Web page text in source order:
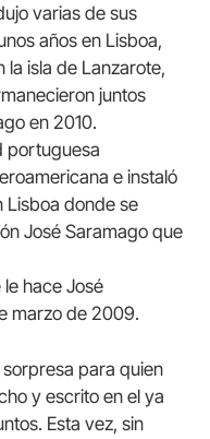
varias de sus
años en Lisboa,
la isla de Lanzarote,
juntos
en 2010.
portuguesa
e instaló
Lisboa donde se
José Saramago que
hace José
marzo de 2009.
para quien
y escrito en el ya
Esta vez, sin